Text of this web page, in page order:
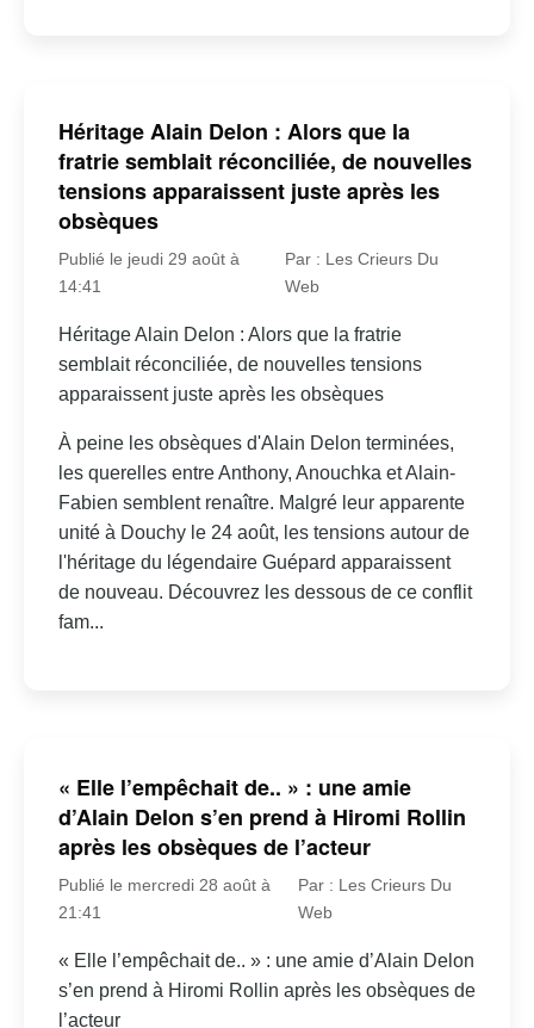
Héritage Alain Delon : Alors que la
fratrie semblait réconciliée, de nouvelles
tensions apparaissent juste après les
obsèques
Publié le jeudi 29 août à
14:41
Par : Les Crieurs Du
Web
Héritage Alain Delon : Alors que la fratrie
semblait réconciliée, de nouvelles tensions
apparaissent juste après les obsèques
À peine les obsèques d'Alain Delon terminées,
les querelles entre Anthony, Anouchka et Alain-
Fabien semblent renaître. Malgré leur apparente
unité à Douchy le 24 août, les tensions autour de
l'héritage du légendaire Guépard apparaissent
de nouveau. Découvrez les dessous de ce conflit
fam...
« Elle l’empêchait de.. » : une amie
d’Alain Delon s’en prend à Hiromi Rollin
après les obsèques de l’acteur
Publié le mercredi 28 août à
21:41
Par : Les Crieurs Du
Web
« Elle l’empêchait de.. » : une amie d’Alain Delon
s’en prend à Hiromi Rollin après les obsèques de
l’acteur